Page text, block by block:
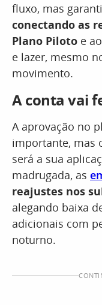
fluxo, mas
conectando as
Plano Piloto e
e lazer, mesmo
movimento.
A conta vai
A aprovação no
importante, mas
será a sua
madrugada, as
reajustes nos
alegando baixa
adicionais com
noturno.